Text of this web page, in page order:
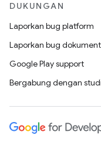
DUKUNGAN
Laporkan bug platform
Laporkan bug
Google Play support
Bergabung dengan